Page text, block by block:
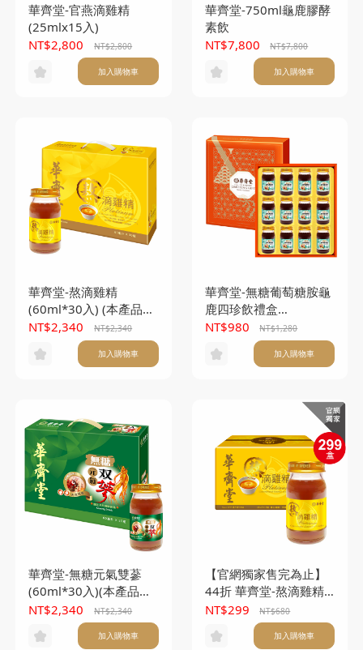
華齊堂-官燕滴雞精
(25mlx15入)
NT$2,800
NT$2,800
加入購物車
華齊堂-750ml龜鹿膠酵
素飲
NT$7,800
NT$7,800
加入購物車
華齊堂-熬滴雞精
(60ml*30入) (本產品不
附提袋)
NT$2,340 NT$2,340
加入購物車
華齊堂-無糖葡萄糖胺龜
鹿四珍飲禮盒
(60ml*12入)
NT$980 NT$1,280
加入購物車
華齊堂-無糖元氣雙蔘
(60ml*30入)(本產品不
附提袋)
NT$2,340 NT$2,340
加入購物車
【官網獨家售完為止】
44折 華齊堂-熬滴雞精
(60ml*6入) (本產品不
NT$299 NT$680
加入購物車